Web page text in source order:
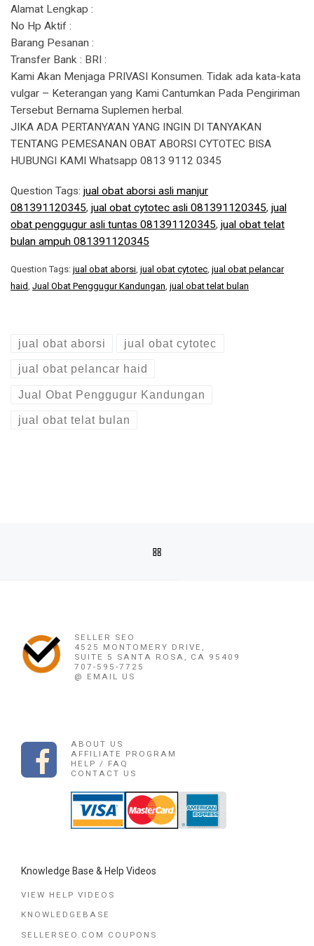
Alamat Lengkap :
No Hp Aktif :
Barang Pesanan :
Transfer Bank : BRI :
Kami Akan Menjaga PRIVASI Konsumen. Tidak ada kata-kata
vulgar – Keterangan yang Kami Cantumkan Pada Pengiriman
Tersebut Bernama Suplemen herbal.
JIKA ADA PERTANYA’AN YANG INGIN DI TANYAKAN
TENTANG PEMESANAN OBAT ABORSI CYTOTEC BISA
HUBUNGI KAMI Whatsapp 0813 9112 0345
Question Tags: jual obat aborsi asli manjur
081391120345, jual obat cytotec asli 081391120345, jual
obat penggugur asli tuntas 081391120345, jual obat telat
bulan ampuh 081391120345
Question Tags: jual obat aborsi jual obat cytotec jual obat pelancar
haid Jual Obat Penggugur Kandungan jual obat telat bulan
jual obat aborsi jual obat cytotec
jual obat pelancar haid
Jual Obat Penggugur Kandungan
jual obat telat bulan
SELLER SEO
4525 MONTOMERY DRIVE,
SUITE 5 SANTA ROSA, CA 95409
707-595-7725
@ EMAIL US
ABOUT US
AFFILIATE PROGRAM
HELP / FAQ
CONTACT US
Knowledge Base & Help Videos
VIEW HELP VIDEOS
KNOWLEDGEBASE
SELLERSEO.COM COUPONS